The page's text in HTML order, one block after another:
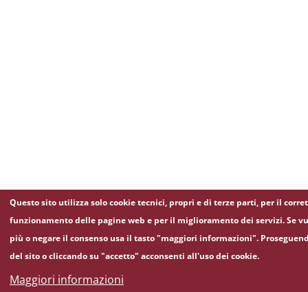
Questo sito utilizza solo cookie tecnici, propri e di terze parti, per il
funzionamento delle pagine web e per il miglioramento dei servizi. Se
più o negare il consenso usa il tasto "maggiori informazioni".
del sito o cliccando su "accetto" acconsenti all'uso dei cookie.
Maggiori informazioni